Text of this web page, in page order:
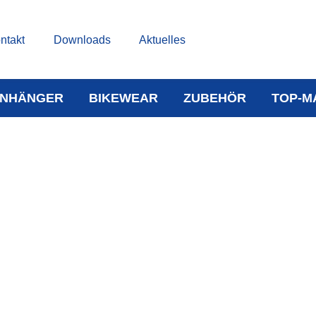
Downloads Aktuelles
BIKEWEAR ZUBEHÖR TOP-